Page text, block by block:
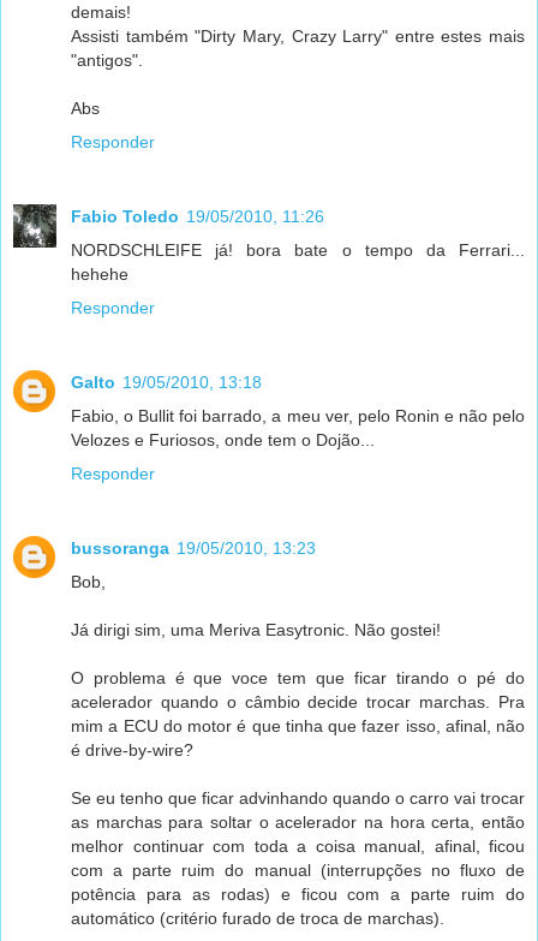
demais!
Assisti também "Dirty Mary, Crazy Larry" entre estes mais
"antigos".
Abs
Responder
Fabio Toledo 19/05/2010, 11:26
NORDSCHLEIFE já! bora bate o tempo da Ferrari...
hehehe
Responder
Galto 19/05/2010, 13:18
Fabio, o Bullit foi barrado, a meu ver, pelo Ronin e não pelo
Velozes e Furiosos, onde tem o Dojão...
Responder
bussoranga 19/05/2010, 13:23
Bob,
Já dirigi sim, uma Meriva Easytronic. Não gostei!
O problema é que voce tem que ficar tirando o pé do
acelerador quando o câmbio decide trocar marchas. Pra
mim a ECU do motor é que tinha que fazer isso, afinal, não
é drive-by-wire?
Se eu tenho que ficar advinhando quando o carro vai trocar
as marchas para soltar o acelerador na hora certa, então
melhor continuar com toda a coisa manual, afinal, ficou
com a parte ruim do manual (interrupções no fluxo de
potência para as rodas) e ficou com a parte ruim do
automático (critério furado de troca de marchas).